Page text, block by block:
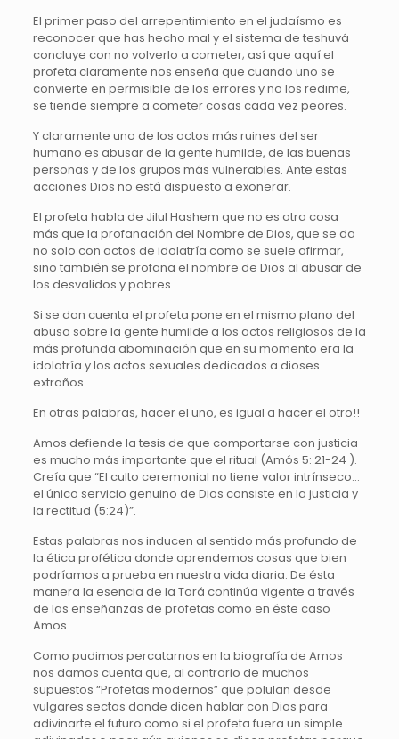
El primer paso del arrepentimiento en el judaísmo es
reconocer que has hecho mal y el sistema de teshuvá
concluye con no volverlo a cometer; así que aquí el
profeta claramente nos enseña que cuando uno se
convierte en permisible de los errores y no los redime,
se tiende siempre a cometer cosas cada vez peores.
Y claramente uno de los actos más ruines del ser
humano es abusar de la gente humilde, de las buenas
personas y de los grupos más vulnerables. Ante estas
acciones Dios no está dispuesto a exonerar.
El profeta habla de Jilul Hashem que no es otra cosa
más que la profanación del Nombre de Dios, que se da
no solo con actos de idolatría como se suele afirmar,
sino también se profana el nombre de Dios al abusar de
los desvalidos y pobres.
Si se dan cuenta el profeta pone en el mismo plano del
abuso sobre la gente humilde a los actos religiosos de la
más profunda abominación que en su momento era la
idolatría y los actos sexuales dedicados a dioses
extraños.
En otras palabras, hacer el uno, es igual a hacer el otro!!
Amos defiende la tesis de que comportarse con justicia
es mucho más importante que el ritual (Amós 5: 21-24 ).
Creía que “El culto ceremonial no tiene valor intrínseco…
el único servicio genuino de Dios consiste en la justicia y
la rectitud (5:24)”.
Estas palabras nos inducen al sentido más profundo de
la ética profética donde aprendemos cosas que bien
podríamos a prueba en nuestra vida diaria. De ésta
manera la esencia de la Torá continúa vigente a través
de las enseñanzas de profetas como en éste caso
Amos.
Como pudimos percatarnos en la biografía de Amos
nos damos cuenta que, al contrario de muchos
supuestos “Profetas modernos” que polulan desde
vulgares sectas donde dicen hablar con Dios para
adivinarte el futuro como si el profeta fuera un simple